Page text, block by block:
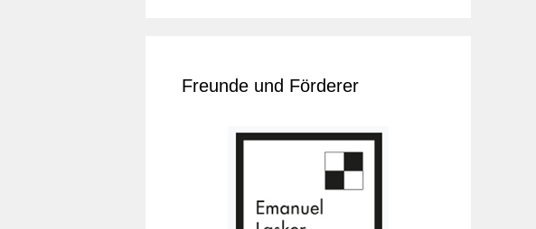
Freunde und Förderer